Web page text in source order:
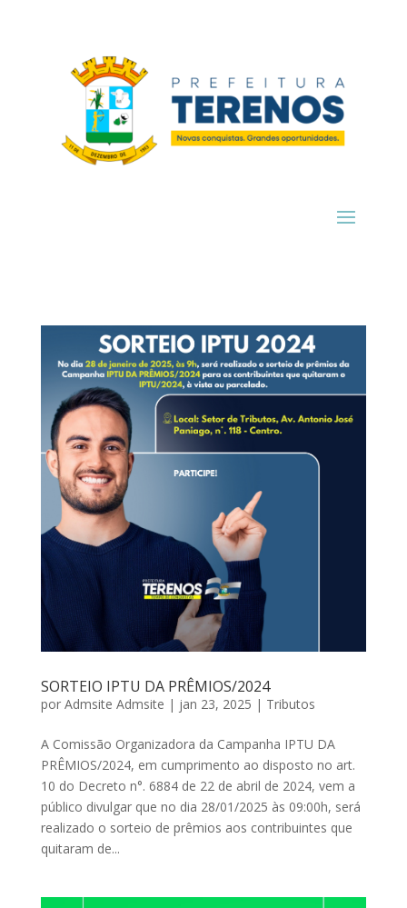
SORTEIO IPTU DA PRÊMIOS/2024
por Admsite Admsite | jan 23, 2025 | Tributos
A Comissão Organizadora da Campanha IPTU DA
PRÊMIOS/2024, em cumprimento ao disposto no art.
10 do Decreto n°. 6884 de 22 de abril de 2024, vem a
público divulgar que no dia 28/01/2025 às 09:00h, será
realizado o sorteio de prêmios aos contribuintes que
quitaram de...